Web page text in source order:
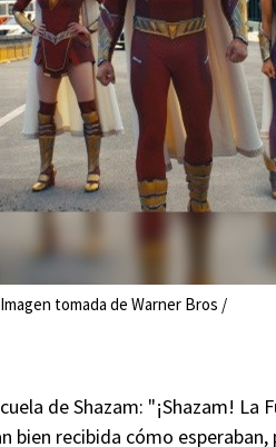
Imagen tomada de Warner Bros /
de Shazam: "¡Shazam! La
bien recibida cómo